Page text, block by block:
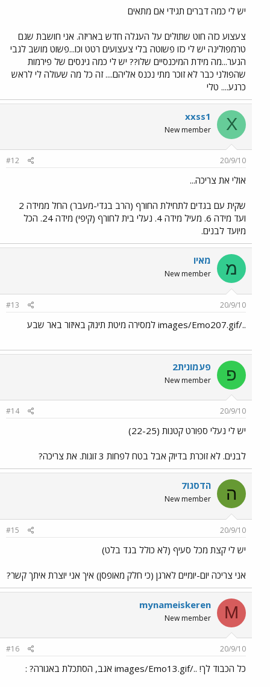
יש לי כמה דברים תגידי אם מתאים
צעצוע כזה חוט שתולים על העגלה חדש באריזה. אני חושבת שגם
טרמפולינה יש לי כזו פשוטה בלי צעצועים רטט וכו...פשוט מושב לגבי
הנער...מה מידת המיכנסיים שלו?? יש לי כמה גינסים של פירמות
שהפולני כבר לא זוכר מתי נכנס אליהם.... זה כל מה שעולה לי לראש
כרגע.... טלי
X
xxss1
New member
20/9/10
#12
אולי את צריכה...
שקית עם בגדים לתחילת החורף (הרב בגדי-מעבר) החל ממידה 2
ועד מידה 6. מעיל מידה 4. נעלי בית לחורף (קיפי) מידה 24. הכל
מיועד לבנים.
מ מאיו
New member
20/9/10
#13
../images/Emo207.gif למסירה מיטת תינוק באיזור באר שבע
פ פעמונית2
New member
20/9/10
#14
יש לי נעלי ספורט קטנות (22-25)
לבנים. לא זוכרת בדיוק אבל בטח לפחות 3 זוגות. את צריכה?
ה הדסגו7
New member
20/9/10
#15
יש לי קצת מכל סעיף (לא כולל בגד בלט)
אני צריכה יום-יומיים לארגן (כי חלק מאופסן) איך אני יוצרת איתך קשר?
M
mynameiskeren
New member
20/9/10
#16
כל הכבוד לך! ../images/Emo13.gif אגב, הסתכלת באגורה? :